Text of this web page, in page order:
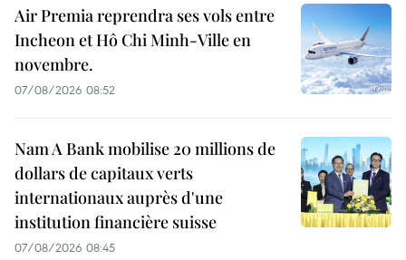
Air Premia reprendra ses vols entre
Incheon et Hô Chi Minh-Ville en
novembre.
07/08/2026 08:52
Nam A Bank mobilise 20 millions de
dollars de capitaux verts
internationaux auprès d'une
institution financière suisse
07/08/2026 08:45